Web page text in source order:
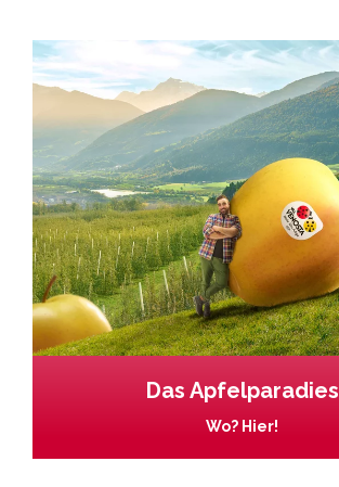
Das Apfelparadies
Wo? Hier!